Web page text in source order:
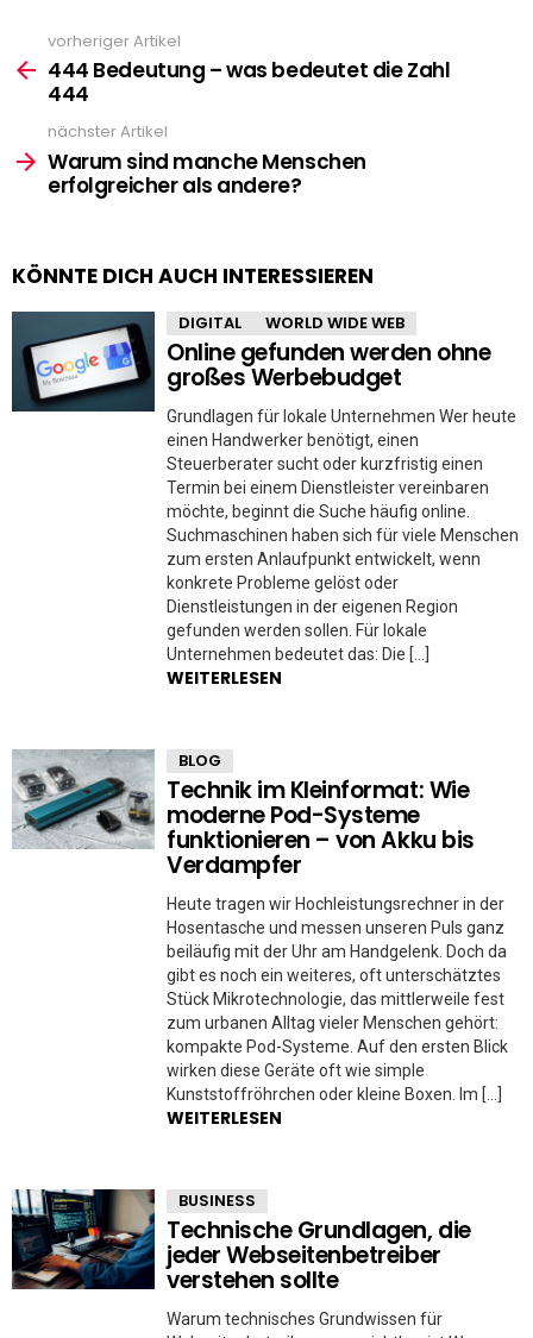
more
vorheriger Artikel
444 Bedeutung – was bedeutet die Zahl
444
nächster Artikel
Warum sind manche Menschen
erfolgreicher als andere?
KÖNNTE DICH AUCH INTERESSIEREN
DIGITAL WORLD WIDE WEB
Online gefunden werden ohne
großes Werbebudget
Grundlagen für lokale Unternehmen Wer heute
einen Handwerker benötigt, einen
Steuerberater sucht oder kurzfristig einen
Termin bei einem Dienstleister vereinbaren
möchte, beginnt die Suche häufig online.
Suchmaschinen haben sich für viele Menschen
zum ersten Anlaufpunkt entwickelt, wenn
konkrete Probleme gelöst oder
Dienstleistungen in der eigenen Region
gefunden werden sollen. Für lokale
Unternehmen bedeutet das: Die […]
WEITERLESEN
BLOG
Technik im Kleinformat: Wie
moderne Pod-Systeme
funktionieren – von Akku bis
Verdampfer
Heute tragen wir Hochleistungsrechner in der
Hosentasche und messen unseren Puls ganz
beiläufig mit der Uhr am Handgelenk. Doch da
gibt es noch ein weiteres, oft unterschätztes
Stück Mikrotechnologie, das mittlerweile fest
zum urbanen Alltag vieler Menschen gehört:
kompakte Pod-Systeme. Auf den ersten Blick
wirken diese Geräte oft wie simple
Kunststoffröhrchen oder kleine Boxen. Im […]
WEITERLESEN
BUSINESS
Technische Grundlagen, die
jeder Webseitenbetreiber
verstehen sollte
Warum technisches Grundwissen für